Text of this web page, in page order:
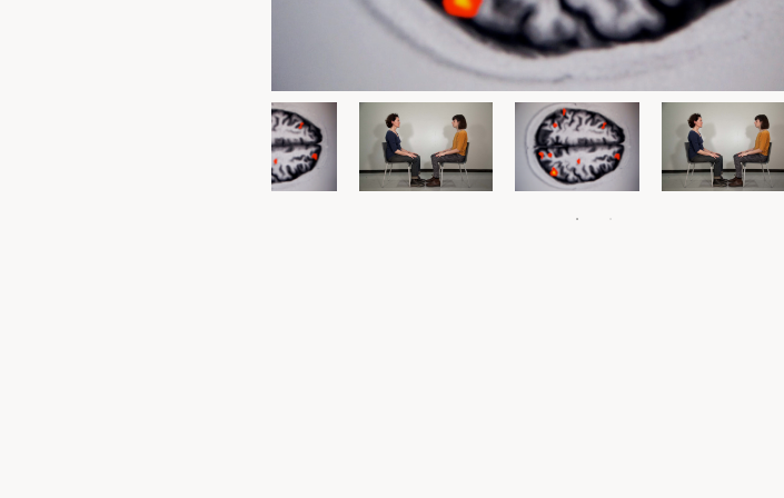
Pour accueillir une étape de création
Pour accueillir une session du laboratoire
Pour accueillir une transmission
Pour être tenu informé
Contacts
Ce site internet créé avec Sarah Garcin et mis en ligne en 2020 fait suite au site